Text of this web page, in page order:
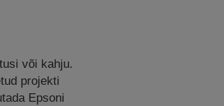
või kahju.
projekti
Epsoni